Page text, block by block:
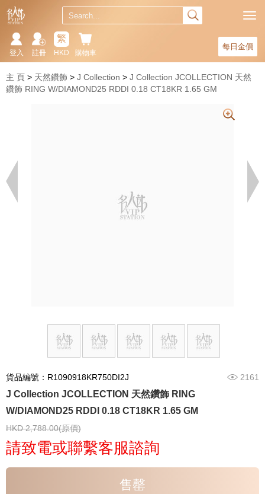
每日金價
購物車
繁
HKD
註冊
登入
主 頁 天然鑽飾 J Collection
J Collection JCOLLECTION 天然
鑽飾 RING W/DIAMOND25 RDDI 0.18 CT18KR 1.65 GM
貨品編號：R1090918KR750DI2J 2161
J Collection JCOLLECTION 天然鑽飾 RING
W/DIAMOND25 RDDI 0.18 CT18KR 1.65 GM
HKD 2,788.00(原價)
請致電或聯繫客服諮詢
售罄